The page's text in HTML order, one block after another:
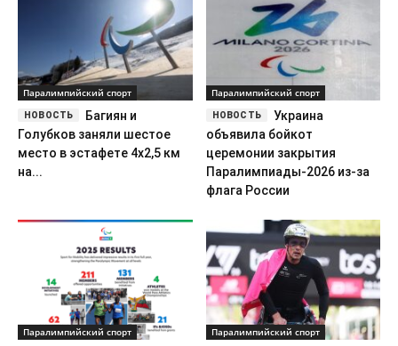
Паралимпийский спорт
Багиян и
Голубков заняли шестое
место в эстафете 4х2,5 км
на...
Паралимпийский спорт
Украина
объявила бойкот
церемонии закрытия
Паралимпиады-2026 из-за
флага России
Паралимпийский спорт Паралимпийский спорт